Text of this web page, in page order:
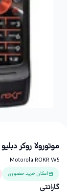
موتورولا روکر دبلیو 5
Motorola ROKR W5
امکان خرید حضوری
گارانتی